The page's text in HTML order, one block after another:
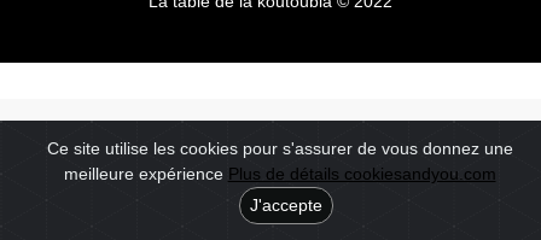
Ce site utilise les cookies pour s'assurer de vous donnez une
meilleure expérience Plus de détails cookiesandyou.com
J'accepte